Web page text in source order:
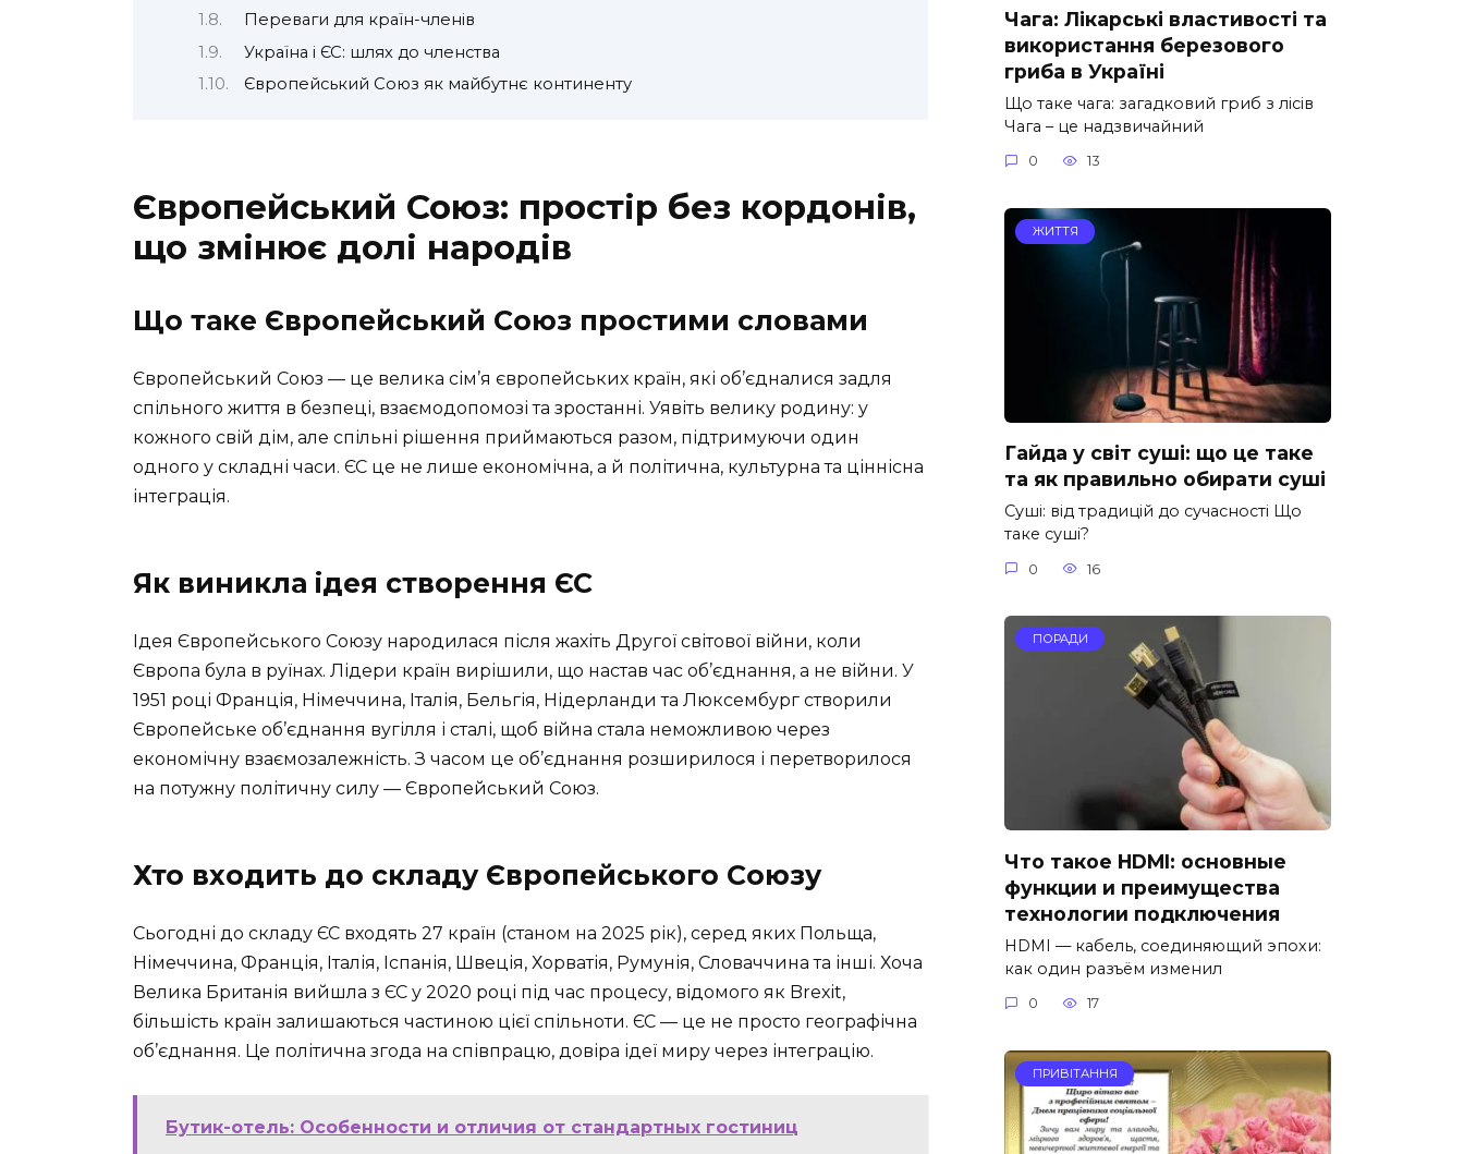
Переваги для країн-членів
Україна і ЄС: шлях до членства
Європейський Союз як майбутнє континенту
Європейський Союз: простір без кордонів,
що змінює долі народів
Що таке Європейський Союз простими словами
Європейський Союз — це велика сім’я європейських країн, які об’єдналися задля
спільного життя в безпеці, взаємодопомозі та зростанні. Уявіть велику родину: у
кожного свій дім, але спільні рішення приймаються разом, підтримуючи один
одного у складні часи. ЄС це не лише економічна, а й політична, культурна та ціннісна
інтеграція.
Як виникла ідея створення ЄС
Ідея Європейського Союзу народилася після жахіть Другої світової війни, коли
Європа була в руїнах. Лідери країн вирішили, що настав час об’єднання, а не війни. У
1951 році Франція, Німеччина, Італія, Бельгія, Нідерланди та Люксембург створили
Європейське об’єднання вугілля і сталі, щоб війна стала неможливою через
економічну взаємозалежність. З часом це об’єднання розширилося і перетворилося
на потужну політичну силу — Європейський Союз.
Хто входить до складу Європейського Союзу
Сьогодні до складу ЄС входять 27 країн (станом на 2025 рік), серед яких Польща,
Німеччина, Франція, Італія, Іспанія, Швеція, Хорватія, Румунія, Словаччина та інші. Хоча
Велика Британія вийшла з ЄС у 2020 році під час процесу, відомого як Brexit,
більшість країн залишаються частиною цієї спільноти. ЄС — це не просто географічна
об’єднання. Це політична згода на співпрацю, довіра ідеї миру через інтеграцію.
Бутик-отель: Особенности и отличия от стандартных гостиниц
Чага: Лікарські властивості та
використання березового
гриба в Україні
Що таке чага: загадковий гриб з лісів
Чага – це надзвичайний
0 13
ЖИТТЯ
Гайда у світ суші: що це таке
та як правильно обирати суші
Суші: від традицій до сучасності Що
таке суші?
0 16
ПОРАДИ
Что такое HDMI: основные
функции и преимущества
технологии подключения
HDMI — кабель, соединяющий эпохи:
как один разъём изменил
0 17
ПРИВІТАННЯ